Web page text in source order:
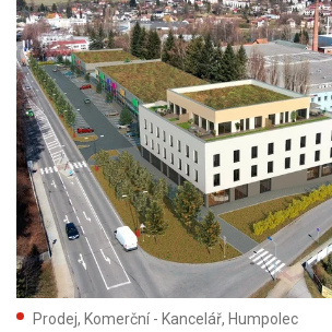
Prodej, Komerční - Kancelář, Humpolec